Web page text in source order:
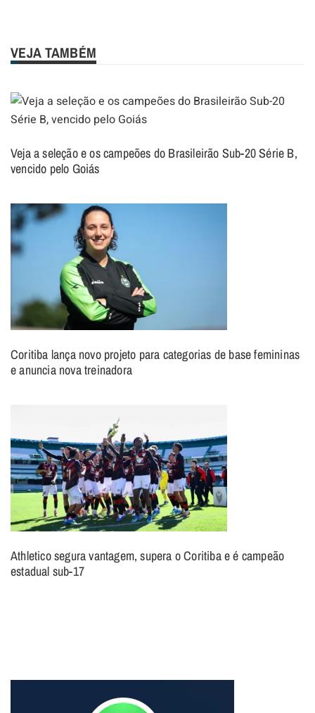
VEJA TAMBÉM
Veja a seleção e os campeões do Brasileirão Sub-20 Série B,
vencido pelo Goiás
Coritiba lança novo projeto para categorias de base femininas
e anuncia nova treinadora
Athletico segura vantagem, supera o Coritiba e é campeão
estadual sub-17